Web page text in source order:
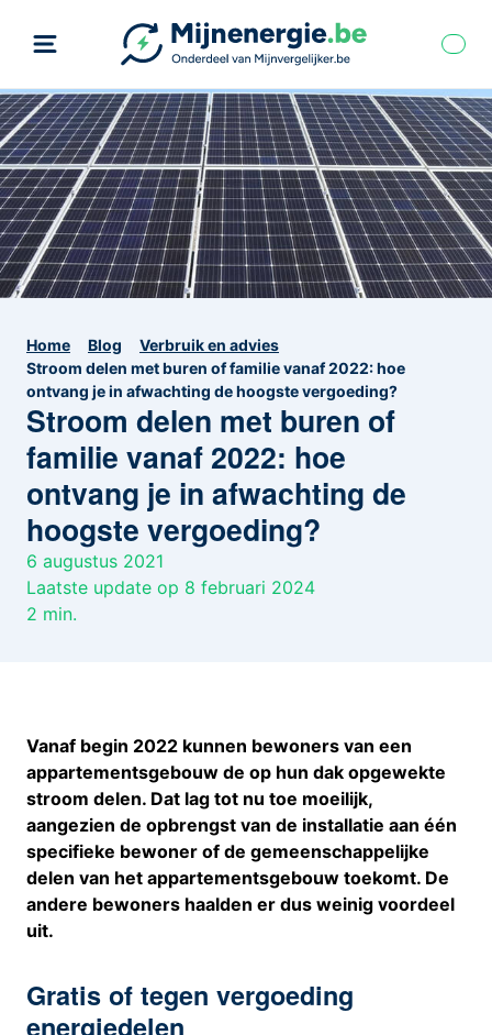
Home Blog
Verbruik en advies
Stroom delen met buren of familie vanaf 2022: hoe
ontvang je in afwachting de hoogste vergoeding?
Stroom delen met buren of
familie vanaf 2022: hoe
ontvang je in afwachting de
hoogste vergoeding?
6 augustus 2021
Laatste update op 8 februari 2024
2 min.
Vanaf begin 2022 kunnen bewoners van een
appartementsgebouw de op hun dak opgewekte
stroom delen. Dat lag tot nu toe moeilijk,
aangezien de opbrengst van de installatie aan één
specifieke bewoner of de gemeenschappelijke
delen van het appartementsgebouw toekomt. De
andere bewoners haalden er dus weinig voordeel
uit.
Gratis of tegen vergoeding
energiedelen